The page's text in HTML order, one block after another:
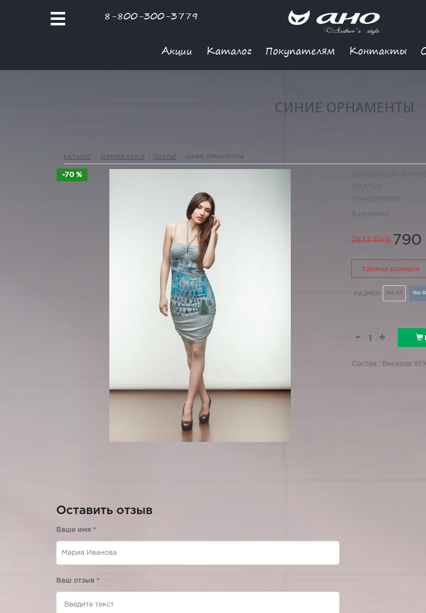
8-800-300-3779
Акции Каталог Покупателям Контакты
СИНИЕ ОРНАМЕНТЫ
КАТАЛОГ - SUMMER STYLE - ПЛАТЬЕ - СИНИЕ ОРНАМЕНТЫ
-70 % КОЛЛЕКЦИЯ
ПЛАТЬЕ
19-4627/F145F
В наличии
2633 РУБ
Таблица размеров
РАЗМЕР 164-84 164-
Состав : Вискоза
Оставить отзыв
Ваше имя *
Ваш отзыв *